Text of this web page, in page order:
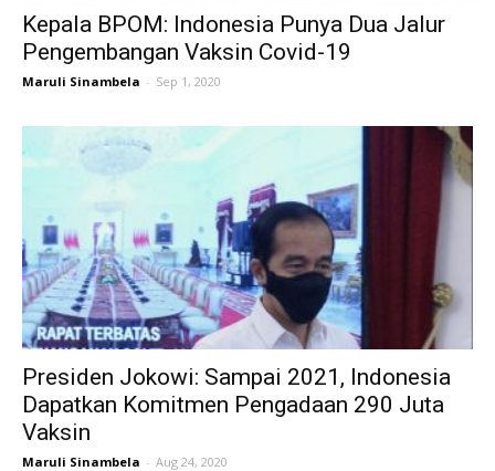
Kepala BPOM: Indonesia Punya Dua Jalur
Pengembangan Vaksin Covid-19
Maruli Sinambela - Sep 1, 2020
Presiden Jokowi: Sampai 2021, Indonesia
Dapatkan Komitmen Pengadaan 290 Juta
Vaksin
Maruli Sinambela - Aug 24, 2020